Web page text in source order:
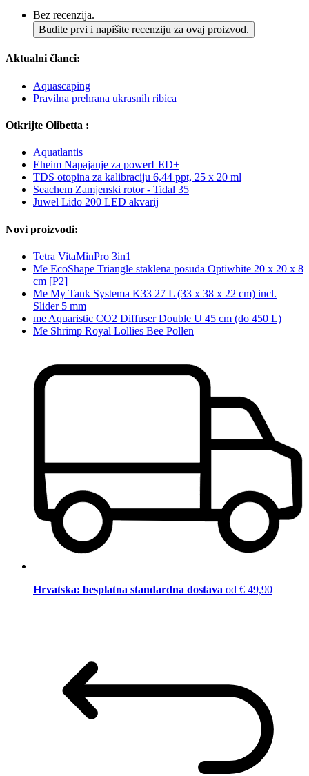
Bez recenzija.
Budite prvi i napišite recenziju za ovaj proizvod.
Aktualni članci:
Aquascaping
Pravilna prehrana ukrasnih ribica
Otkrijte Olibetta :
Aquatlantis
Eheim Napajanje za powerLED+
TDS otopina za kalibraciju 6,44 ppt, 25 x 20 ml
Seachem Zamjenski rotor - Tidal 35
Juwel Lido 200 LED akvarij
Novi proizvodi:
Tetra VitaMinPro 3in1
Me EcoShape Triangle staklena posuda Optiwhite 20 x 20 x 8
cm [P2]
Me My Tank Systema K33 27 L (33 x 38 x 22 cm) incl.
Slider 5 mm
me Aquaristic CO2 Diffuser Double U 45 cm (do 450 L)
Me Shrimp Royal Lollies Bee Pollen
Hrvatska: besplatna standardna dostava od € 49,90